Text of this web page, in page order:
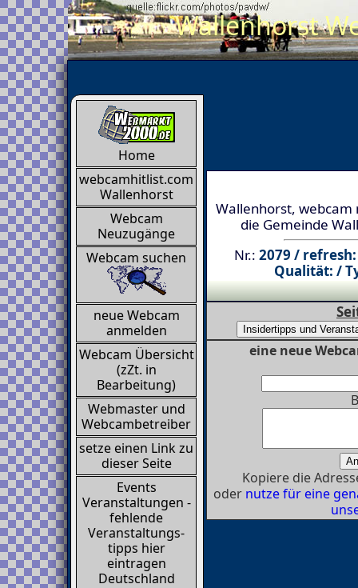
Wallenhorst
Home
webcamhitlist.com
Wallenhorst
Webcam
Neuzugänge
Webcam suchen
neue Webcam
anmelden
Webcam Übersicht
(zZt. in
Bearbeitung)
Webmaster und
Webcambetreiber
setze einen Link zu
dieser Seite
Events
Veranstaltungen -
fehlende
Veranstaltungs-
tipps hier
eintragen
Deutschland
Wallenhorst, webcam
die Gemeinde
Nr.: 2079 /
Qualität: /
eine neue
Kopiere die
oder nutze für eine